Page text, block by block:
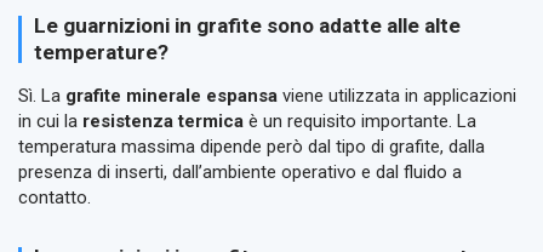
Le guarnizioni in grafite sono adatte alle alte
temperature?
Sì. La grafite minerale espansa viene utilizzata in applicazioni
in cui la resistenza termica è un requisito importante. La
temperatura massima dipende però dal tipo di grafite, dalla
presenza di inserti, dall’ambiente operativo e dal fluido a
contatto.